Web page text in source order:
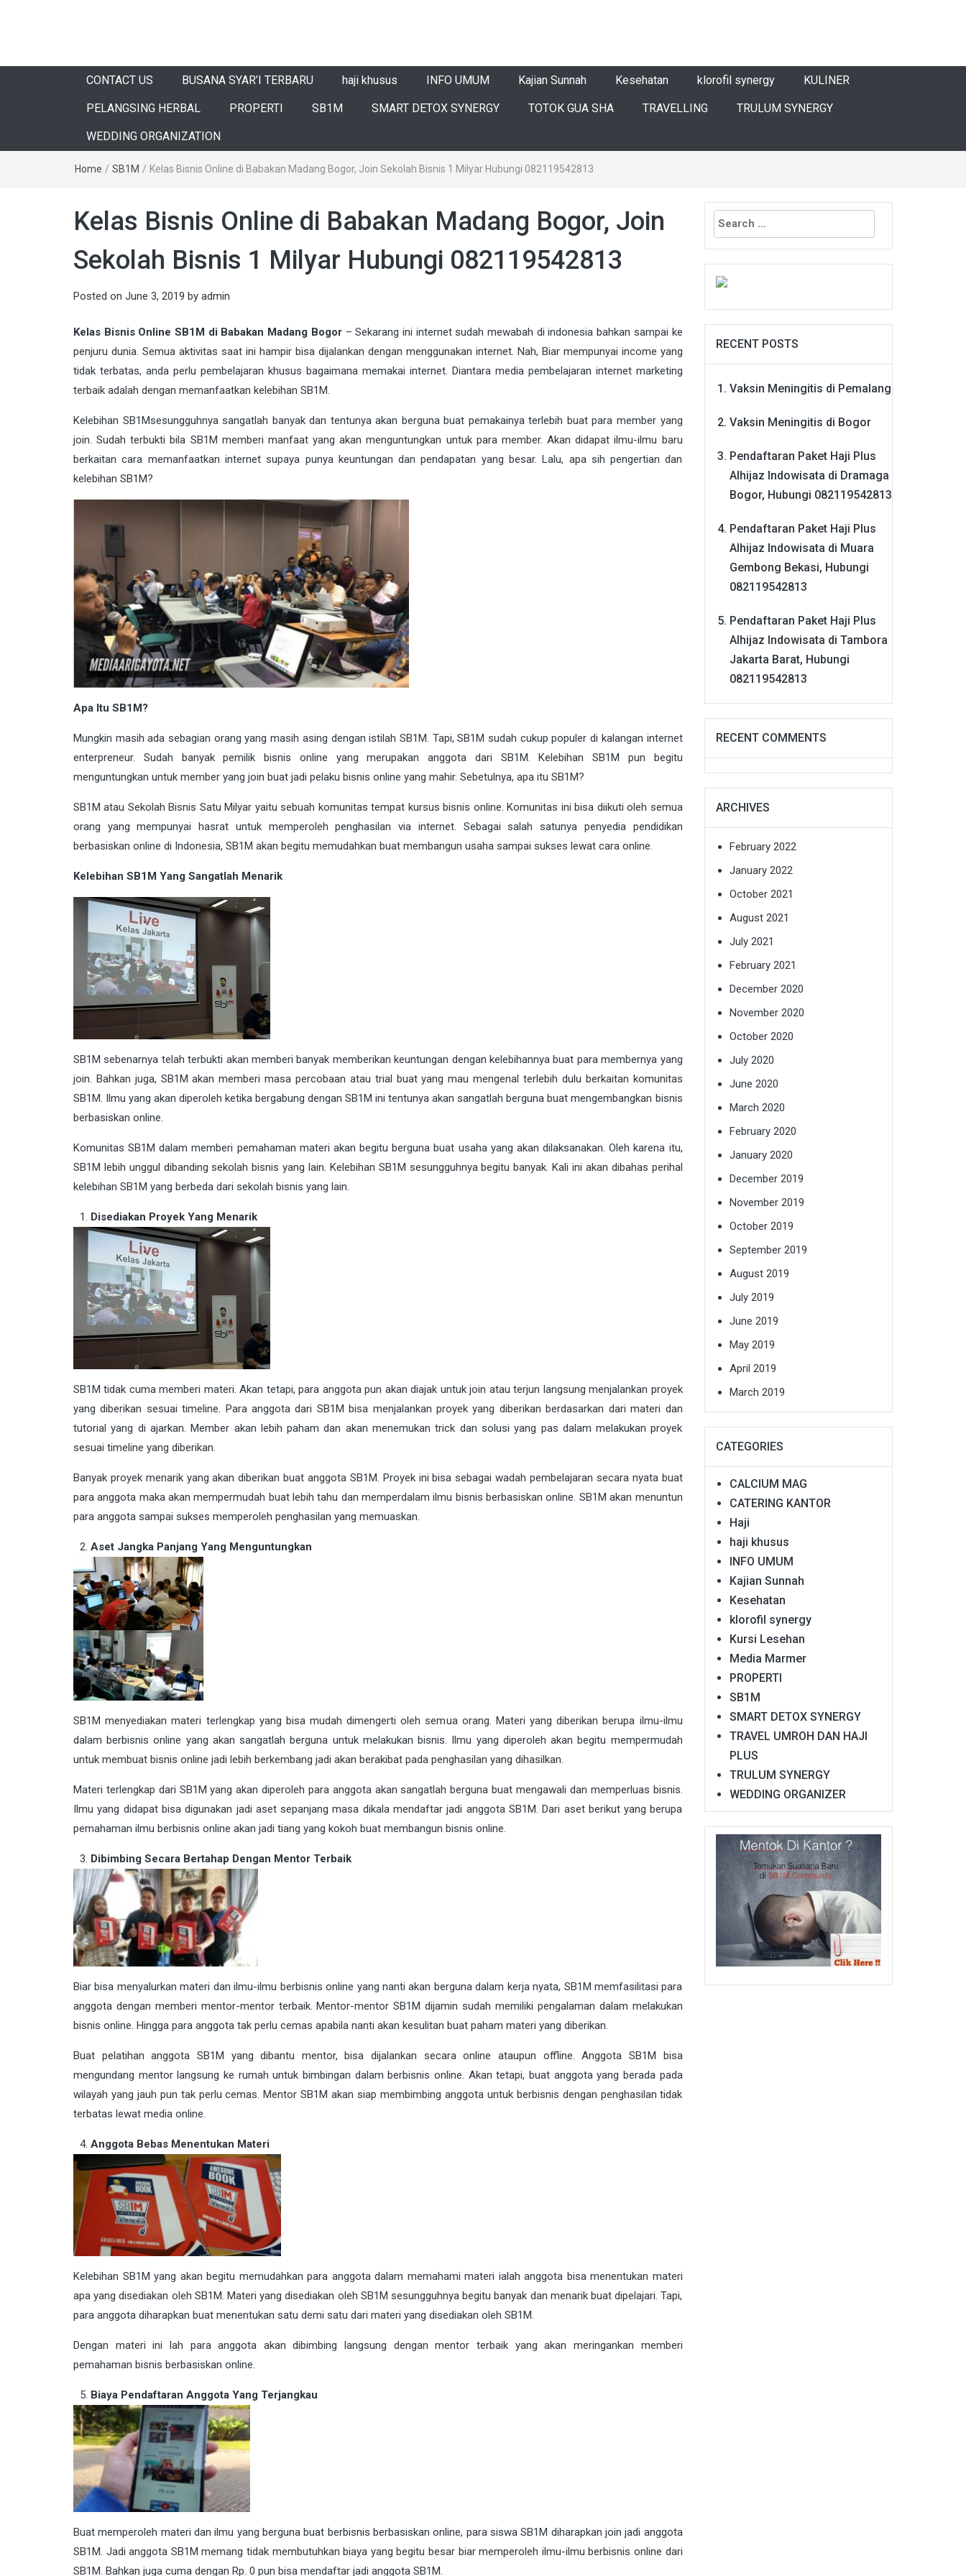
CONTACT US BUSANA SYAR’I TERBARU haji khusus INFO UMUM Kajian Sunnah Kesehatan klorofil synergy KULINER
PELANGSING HERBAL PROPERTI SB1M SMART DETOX SYNERGY TOTOK GUA SHA TRAVELLING TRULUM SYNERGY
WEDDING ORGANIZATION
Home / SB1M / Kelas Bisnis Online di Babakan Madang Bogor, Join Sekolah Bisnis 1 Milyar Hubungi 082119542813
Kelas Bisnis Online di Babakan Madang Bogor, Join
Sekolah Bisnis 1 Milyar Hubungi 082119542813
Posted on June 3, 2019 by admin
Kelas Bisnis Online SB1M di Babakan Madang Bogor– Sekarang ini internet sudah mewabah di indonesia bahkan sampai ke
penjuru dunia. Semua aktivitas saat ini hampir bisa dijalankan dengan menggunakan internet. Nah, Biar mempunyai income yang
tidak terbatas, anda perlu pembelajaran khusus bagaimana memakai internet. Diantara media pembelajaran internet marketing
terbaik adalah dengan memanfaatkan kelebihan SB1M
Kelebihan SB1Msesungguhnya sangatlah banyak dan tentunya akan berguna buat pemakainya terlebih buat para member yang
join. Sudah terbukti bila SB1M memberi manfaat yang akan menguntungkan untuk para member. Akan didapat ilmu-ilmu baru
berkaitan cara memanfaatkan internet supaya punya keuntungan dan pendapatan yang besar. Lalu, apa sih pengertian dan
kelebihan SB1M?
Apa Itu SB1M?
Mungkin masih ada sebagian orang yang masih asing dengan istilah SB1M. Tapi, SB1M sudah cukup populer di kalangan internet
enterpreneur. Sudah banyak pemilik bisnis online yang merupakan anggota dari SB1M. Kelebihan SB1M pun begitu
menguntungkan untuk member yang join buat jadi pelaku bisnis online yang mahir. Sebetulnya, apa itu SB1M?
SB1M atau Sekolah Bisnis Satu Milyar yaitu sebuah komunitas tempat kursus bisnis online. Komunitas ini bisa diikuti oleh semua
orang yang mempunyai hasrat untuk memperoleh penghasilan via internet. Sebagai salah satunya penyedia pendidikan
berbasiskan online di Indonesia, SB1M akan begitu memudahkan buat membangun usaha sampai sukses lewat cara online.
Kelebihan SB1M Yang Sangatlah Menarik
SB1M sebenarnya telah terbukti akan memberi banyak memberikan keuntungan dengan kelebihannya buat para membernya yang
join. Bahkan juga, SB1M akan memberi masa percobaan atau trial buat yang mau mengenal terlebih dulu berkaitan komunitas
SB1M. Ilmu yang akan diperoleh ketika bergabung dengan SB1M ini tentunya akan sangatlah berguna buat mengembangkan bisnis
berbasiskan online.
Komunitas SB1M dalam memberi pemahaman materi akan begitu berguna buat usaha yang akan dilaksanakan. Oleh karena itu,
SB1M lebih unggul dibanding sekolah bisnis yang lain. Kelebihan SB1M sesungguhnya begitu banyak. Kali ini akan dibahas perihal
kelebihan SB1M yang berbeda dari sekolah bisnis yang lain.
Disediakan Proyek Yang Menarik
SB1M tidak cuma memberi materi. Akan tetapi, para anggota pun akan diajak untuk join atau terjun langsung menjalankan proyek
yang diberikan sesuai timeline. Para anggota dari SB1M bisa menjalankan proyek yang diberikan berdasarkan dari materi dan
tutorial yang di ajarkan. Member akan lebih paham dan akan menemukan trick dan solusi yang pas dalam melakukan proyek
sesuai timeline yang diberikan.
Banyak proyek menarik yang akan diberikan buat anggota SB1M. Proyek ini bisa sebagai wadah pembelajaran secara nyata buat
para anggota maka akan mempermudah buat lebih tahu dan memperdalam ilmu bisnis berbasiskan online. SB1M akan menuntun
para anggota sampai sukses memperoleh penghasilan yang memuaskan.
Aset Jangka Panjang Yang Menguntungkan
SB1M menyediakan materi terlengkap yang bisa mudah dimengerti oleh semua orang. Materi yang diberikan berupa ilmu-ilmu
dalam berbisnis online yang akan sangatlah berguna untuk melakukan bisnis. Ilmu yang diperoleh akan begitu mempermudah
untuk membuat bisnis online jadi lebih berkembang jadi akan berakibat pada penghasilan yang dihasilkan.
Materi terlengkap dari SB1M yang akan diperoleh para anggota akan sangatlah berguna buat mengawali dan memperluas bisnis.
Ilmu yang didapat bisa digunakan jadi aset sepanjang masa dikala mendaftar jadi anggota SB1M. Dari aset berikut yang berupa
pemahaman ilmu berbisnis online akan jadi tiang yang kokoh buat membangun bisnis online.
Dibimbing Secara Bertahap Dengan Mentor Terbaik
Biar bisa menyalurkan materi dan ilmu-ilmu berbisnis online yang nanti akan berguna dalam kerja nyata, SB1M memfasilitasi para
anggota dengan memberi mentor-mentor terbaik. Mentor-mentor SB1M dijamin sudah memiliki pengalaman dalam melakukan
bisnis online. Hingga para anggota tak perlu cemas apabila nanti akan kesulitan buat paham materi yang diberikan.
Buat pelatihan anggota SB1M yang dibantu mentor, bisa dijalankan secara online ataupun offline. Anggota SB1M bisa
mengundang mentor langsung ke rumah untuk bimbingan dalam berbisnis online. Akan tetapi, buat anggota yang berada pada
wilayah yang jauh pun tak perlu cemas. Mentor SB1M akan siap membimbing anggota untuk berbisnis dengan penghasilan tidak
terbatas lewat media online.
Anggota Bebas Menentukan Materi
Kelebihan SB1M yang akan begitu memudahkan para anggota dalam memahami materi ialah anggota bisa menentukan materi
apa yang disediakan oleh SB1M. Materi yang disediakan oleh SB1M sesungguhnya begitu banyak dan menarik buat dipelajari. Tapi,
para anggota diharapkan buat menentukan satu demi satu dari materi yang disediakan oleh SB1M.
Dengan materi ini lah para anggota akan dibimbing langsung dengan mentor terbaik yang akan meringankan memberi
pemahaman bisnis berbasiskan online.
Biaya Pendaftaran Anggota Yang Terjangkau
Buat memperoleh materi dan ilmu yang berguna buat berbisnis berbasiskan online, para siswa SB1M diharapkan join jadi anggota
SB1M. Jadi anggota SB1M memang tidak membutuhkan biaya yang begitu besar biar memperoleh ilmu-ilmu berbisnis online dari
SB1M. Bahkan juga cuma dengan Rp. 0 pun bisa mendaftar jadi anggota SB1M.
Search
for:
RECENT POSTS
Vaksin Meningitis di Pemalang
Vaksin Meningitis di Bogor
Pendaftaran Paket Haji Plus
Alhijaz Indowisata di Dramaga
Bogor, Hubungi 082119542813
Pendaftaran Paket Haji Plus
Alhijaz Indowisata di Muara
Gembong Bekasi, Hubungi
082119542813
Pendaftaran Paket Haji Plus
Alhijaz Indowisata di Tambora
Jakarta Barat, Hubungi
082119542813
RECENT COMMENTS
ARCHIVES
February 2022
January 2022
October 2021
August 2021
July 2021
February 2021
December 2020
November 2020
October 2020
July 2020
June 2020
March 2020
February 2020
January 2020
December 2019
November 2019
October 2019
September 2019
August 2019
July 2019
June 2019
May 2019
April 2019
March 2019
CATEGORIES
CALCIUM MAG
CATERING KANTOR
Haji
haji khusus
INFO UMUM
Kajian Sunnah
Kesehatan
klorofil synergy
Kursi Lesehan
Media Marmer
PROPERTI
SB1M
SMART DETOX SYNERGY
TRAVEL UMROH DAN HAJI
PLUS
TRULUM SYNERGY
WEDDING ORGANIZER